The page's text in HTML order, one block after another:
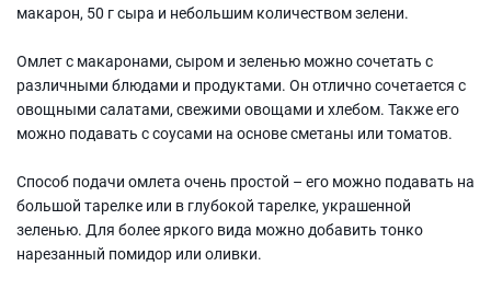
макарон, 50 г сыра и небольшим количеством зелени.
Омлет с макаронами, сыром и зеленью можно сочетать с
различными блюдами и продуктами. Он отлично сочетается с
овощными салатами, свежими овощами и хлебом. Также его
можно подавать с соусами на основе сметаны или томатов.
Способ подачи омлета очень простой – его можно подавать на
большой тарелке или в глубокой тарелке, украшенной
зеленью. Для более яркого вида можно добавить тонко
нарезанный помидор или оливки.